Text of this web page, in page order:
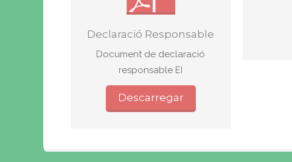
Declaració Responsable
Document de declaració
responsable EI
Descarregar